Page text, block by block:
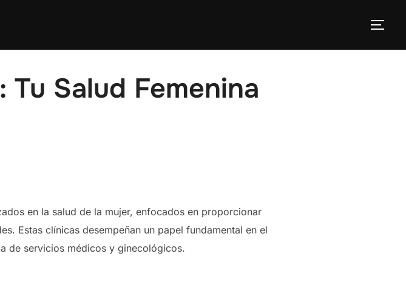
Salud Femenina
en la salud de la mujer, enfocados en proporcionar
Estas clínicas desempeñan un papel fundamental en el
de servicios médicos y ginecológicos.